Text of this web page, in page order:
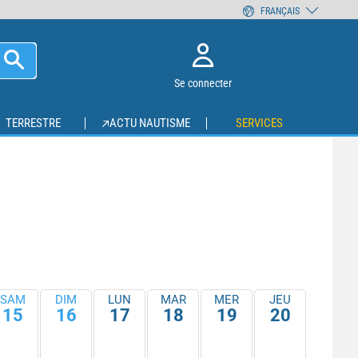
Se connecter
TERRESTRE ACTU NAUTISME SERVICES
SAM
15
DIM
16
LUN
17
MAR
18
MER
19
JEU
20
FRANÇAIS